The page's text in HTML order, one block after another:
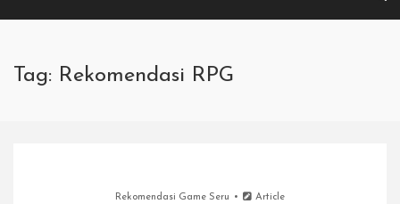
Tag: Rekomendasi RPG
Rekomendasi Game Seru Article